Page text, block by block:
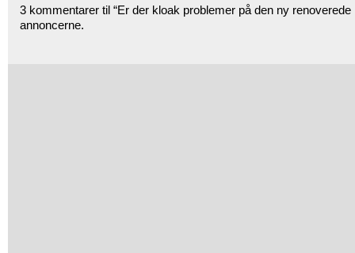
3 kommentarer til “Er der kloak problemer på den ny renoverede
annoncerne.